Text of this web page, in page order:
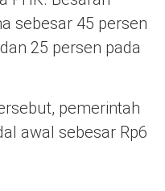
sebesar 45 persen
25 persen pada
pemerintah
awal sebesar Rp6